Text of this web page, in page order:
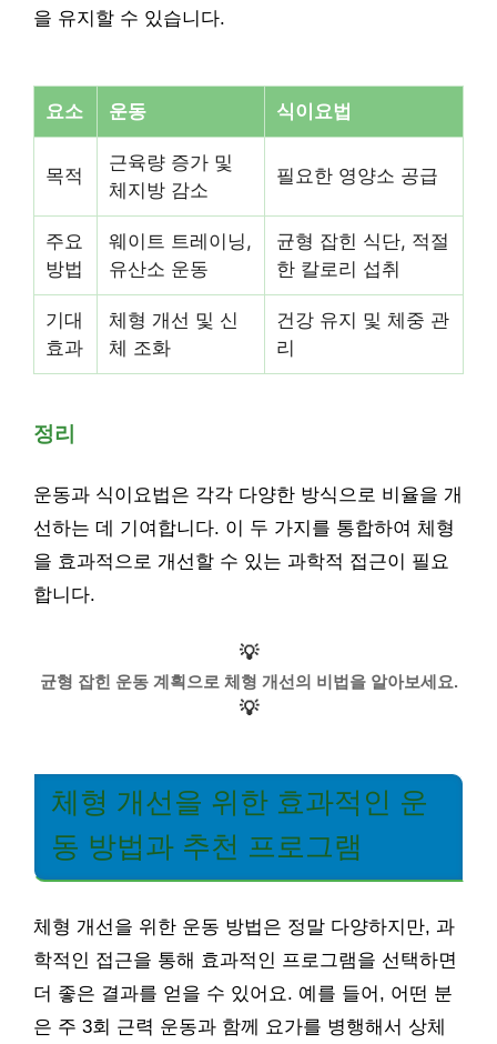
을 유지할 수 있습니다.
요소 운동 식이요법
목적
근육량 증가 및
체지방 감소
필요한 영양소 공급
주요
방법
웨이트 트레이닝,
유산소 운동
균형 잡힌 식단, 적절
한 칼로리 섭취
기대
효과
체형 개선 및 신
체 조화
건강 유지 및 체중 관
리
정리
운동과 식이요법은 각각 다양한 방식으로 비율을 개
선하는 데 기여합니다. 이 두 가지를 통합하여 체형
을 효과적으로 개선할 수 있는 과학적 접근이 필요
합니다.
💡
균형 잡힌 운동 계획으로 체형 개선의 비법을 알아보세요.
💡
체형 개선을 위한 효과적인 운
동 방법과 추천 프로그램
체형 개선을 위한 운동 방법은 정말 다양하지만, 과
학적인 접근을 통해 효과적인 프로그램을 선택하면
더 좋은 결과를 얻을 수 있어요. 예를 들어, 어떤 분
은 주 3회 근력 운동과 함께 요가를 병행해서 상체